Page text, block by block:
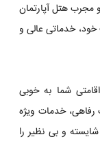
هتل آپارتمان
خدماتی عالی و
شما به خوبی
خدمات ویژه
و بی نظیر را